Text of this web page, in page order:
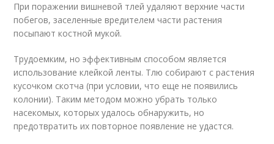
При поражении вишневой тлей удаляют верхние части
побегов, заселенные вредителем части растения
посыпают костной мукой.
Трудоемким, но эффективным способом является
использование клейкой ленты. Тлю собирают с растения
кусочком скотча (при условии, что еще не появились
колонии). Таким методом можно убрать только
насекомых, которых удалось обнаружить, но
предотвратить их повторное появление не удастся.